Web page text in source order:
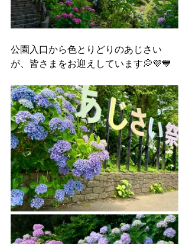
公園入口から色とりどりのあじさい
が、皆さまをお迎えしています💭💜💙